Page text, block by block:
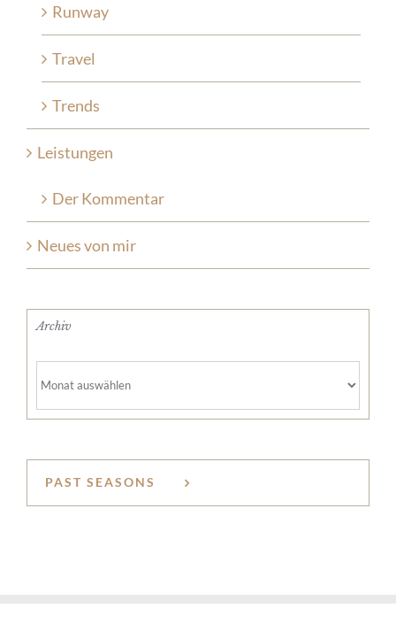
Runway
Travel
Trends
Leistungen
Der Kommentar
Neues von mir
Archiv
PAST SEASONS